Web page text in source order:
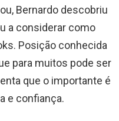
Bernardo descobriu
a considerar como
Posição conhecida
para muitos pode ser
que o importante é
e confiança.